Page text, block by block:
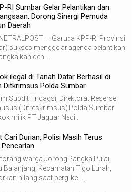
RI Sumbar Gelar Pelantikan dan
Dorong Sinergi Pemuda
Daerah
— Garuda KPP-RI Provinsi
sukses menggelar agenda pelantikan
den...
ilegal di Tanah Datar Berhasil di
Ditkrimsus Polda Sumbar
Subdit I Indagsi, Direktorat Reserse
(Ditreskrimsus) Polda Sumbar
milik PT Jaguar Nadi...
Cari Durian, Polisi Masih Terus
warga Jorong Pangka Pulai,
Bajanjang, Kecamatan Tigo Lurah,
hilang saat pergi ke l...